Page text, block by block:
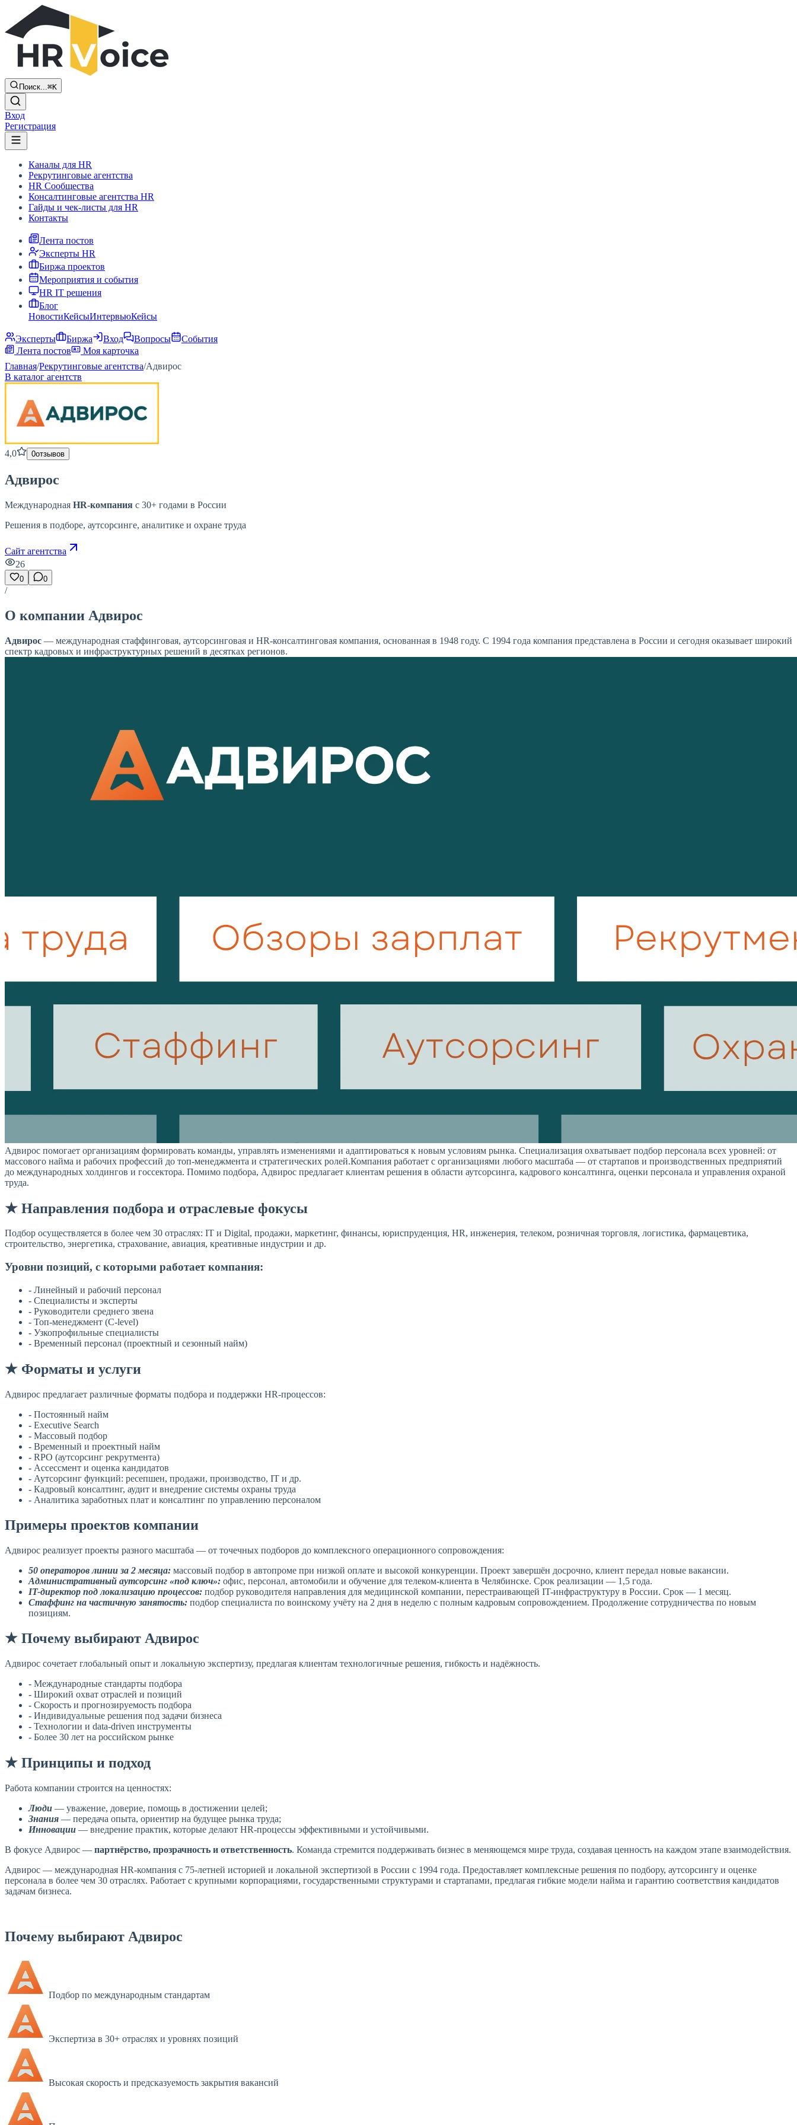
Поиск...⌘K
Вход
Регистрация
Каналы для HR
Рекрутинговые агентства
HR Сообщества
Консалтинговые агентства HR
Гайды и чек-листы для HR
Контакты
Лента постов
Эксперты HR
Биржа проектов
Мероприятия и события
HR IT решения
Блог
НовостиКейсыИнтервьюКейсы
Эксперты Биржа Вход Вопросы
События
Лента постов
Моя карточка
Главная/Рекрутинговые агентства/Адвирос
В каталог агентств
4,0 0отзывов
Адвирос
Международная HR-компания с 30+ годами в России
Решения в подборе, аутсорсинге, аналитике и охране труда
Сайт агентства
26
0 0
/
О компании Адвирос
Адвирос — международная стаффинговая, аутсорсинговая и HR-консалтинговая компания, основанная в 1948 году. С 1994 года компания представлена в России и сегодня оказывает широкий
спектр кадровых и инфраструктурных решений в десятках регионов.
Адвирос помогает организациям формировать команды, управлять изменениями и адаптироваться к новым условиям рынка. Специализация охватывает подбор персонала всех уровней: от
массового найма и рабочих профессий до топ-менеджмента и стратегических ролей.Компания работает с организациями любого масштаба — от стартапов и производственных предприятий
до международных холдингов и госсектора. Помимо подбора, Адвирос предлагает клиентам решения в области аутсорсинга, кадрового консалтинга, оценки персонала и управления охраной
труда.
★ Направления подбора и отраслевые фокусы
Подбор осуществляется в более чем 30 отраслях: IT и Digital, продажи, маркетинг, финансы, юриспруденция, HR, инженерия, телеком, розничная торговля, логистика, фармацевтика,
строительство, энергетика, страхование, авиация, креативные индустрии и др.
Уровни позиций, с которыми работает компания:
- Линейный и рабочий персонал
- Специалисты и эксперты
- Руководители среднего звена
- Топ-менеджмент (C-level)
- Узкопрофильные специалисты
- Временный персонал (проектный и сезонный найм)
★ Форматы и услуги
Адвирос предлагает различные форматы подбора и поддержки HR-процессов:
- Постоянный найм
- Executive Search
- Массовый подбор
- Временный и проектный найм
- RPO (аутсорсинг рекрутмента)
- Ассессмент и оценка кандидатов
- Аутсорсинг функций: ресепшен, продажи, производство, IT и др.
- Кадровый консалтинг, аудит и внедрение системы охраны труда
- Аналитика заработных плат и консалтинг по управлению персоналом
Примеры проектов компании
Адвирос реализует проекты разного масштаба — от точечных подборов до комплексного операционного сопровождения:
50 операторов линии за 2 месяца: массовый подбор в автопроме при низкой оплате и высокой конкуренции. Проект завершён досрочно, клиент передал новые вакансии.
Административный аутсорсинг «под ключ»: офис, персонал, автомобили и обучение для телеком-клиента в Челябинске. Срок реализации — 1,5 года.
IT-директор под локализацию процессов: подбор руководителя направления для медицинской компании, перестраивающей IT-инфраструктуру в России. Срок — 1 месяц.
Стаффинг на частичную занятость: подбор специалиста по воинскому учёту на 2 дня в неделю с полным кадровым сопровождением. Продолжение сотрудничества по новым
позициям.
★ Почему выбирают Адвирос
Адвирос сочетает глобальный опыт и локальную экспертизу, предлагая клиентам технологичные решения, гибкость и надёжность.
- Международные стандарты подбора
- Широкий охват отраслей и позиций
- Скорость и прогнозируемость подбора
- Индивидуальные решения под задачи бизнеса
- Технологии и data-driven инструменты
- Более 30 лет на российском рынке
★ Принципы и подход
Работа компании строится на ценностях:
Люди — уважение, доверие, помощь в достижении целей;
Знания — передача опыта, ориентир на будущее рынка труда;
Инновации — внедрение практик, которые делают HR-процессы эффективными и устойчивыми.
В фокусе Адвирос — партнёрство, прозрачность и ответственность. Команда стремится поддерживать бизнес в меняющемся мире труда, создавая ценность на каждом этапе взаимодействия.
Адвирос — международная HR-компания с 75-летней историей и локальной экспертизой в России с 1994 года. Предоставляет комплексные решения по подбору, аутсорсингу и оценке
персонала в более чем 30 отраслях. Работает с крупными корпорациями, государственными структурами и стартапами, предлагая гибкие модели найма и гарантию соответствия кандидатов
задачам бизнеса.
Почему выбирают Адвирос
Подбор по международным стандартам
Экспертиза в 30+ отраслях и уровнях позиций
Высокая скорость и предсказуемость закрытия вакансий